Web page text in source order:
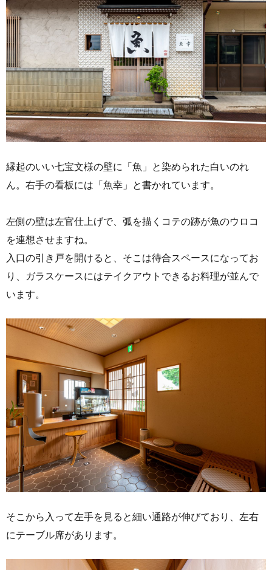
縁起のいい七宝文様の壁に「魚」と染められた白いのれ
ん。右手の看板には「魚幸」と書かれています。
左側の壁は左官仕上げで、弧を描くコテの跡が魚のウロコ
を連想させますね。
入口の引き戸を開けると、そこは待合スペースになってお
り、ガラスケースにはテイクアウトできるお料理が並んで
います。
そこから入って左手を見ると細い通路が伸びており、左右
にテーブル席があります。